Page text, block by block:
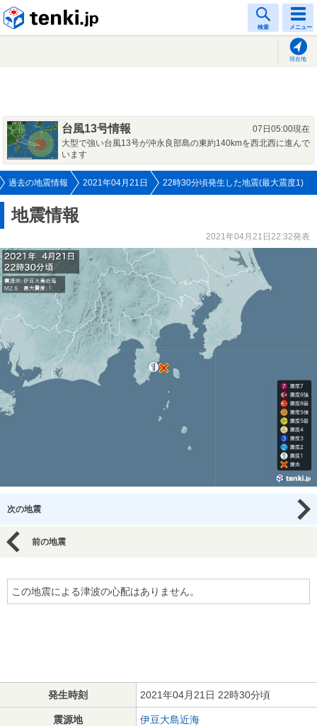
検索 メニュー
現在地
台風13号情報
07日05:00現在
大型で強い台風13号が沖永良部島の東約140kmを西北西に進んで
います
過去の地震情報 2021年04月21日 22時30分頃発生した地震(最大震度1)
地震情報
2021年04月21日22:32発表
次の地震
前の地震
この地震による津波の心配はありません。
発生時刻 2021年04月21日 22時30分頃
震源地 伊豆大島近海